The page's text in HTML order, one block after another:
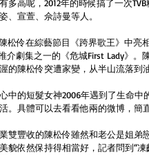
多高呢，2012年的時候搞了一次
、宣萱、佘詩曼等人。
松伶在綜藝節目《跨界歌王》中亮
介劇集之一的《危城First Lady》
的陳松伶突遭家變，从半山流落到
中的短髮女神2006年遇到了生命
。具體可以去看看他兩的微博，簡
雙豐收的陳松伶雖然和老公是姐弟
貌依然保持得相當好，記者問到“